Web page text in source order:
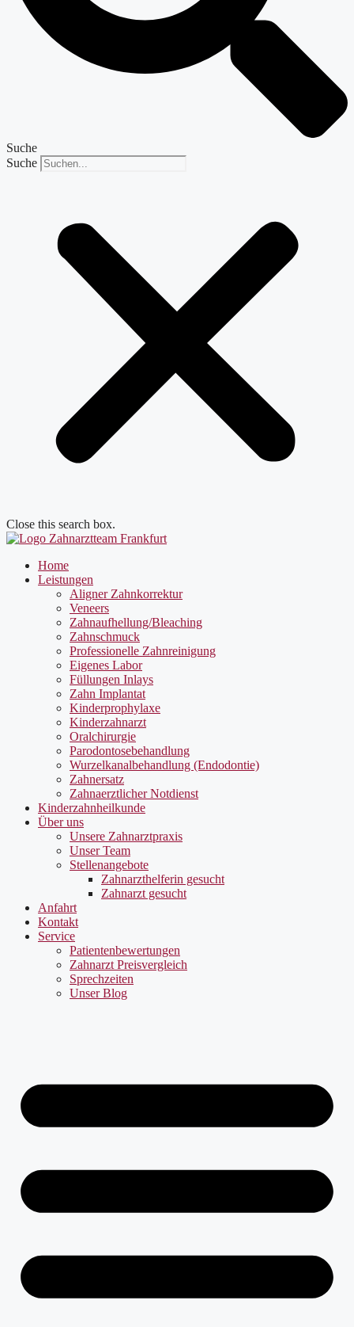
Suche
Suche
Close this search box.
Home
Leistungen
Aligner Zahnkorrektur
Veneers
Zahnaufhellung/Bleaching
Zahnschmuck
Professionelle Zahnreinigung
Eigenes Labor
Füllungen Inlays
Zahn Implantat
Kinderprophylaxe
Kinderzahnarzt
Oralchirurgie
Parodontosebehandlung
Wurzelkanalbehandlung (Endodontie)
Zahnersatz
Zahnaerztlicher Notdienst
Kinderzahnheilkunde
Über uns
Unsere Zahnarztpraxis
Unser Team
Stellenangebote
Zahnarzthelferin gesucht
Zahnarzt gesucht
Anfahrt
Kontakt
Service
Patientenbewertungen
Zahnarzt Preisvergleich
Sprechzeiten
Unser Blog